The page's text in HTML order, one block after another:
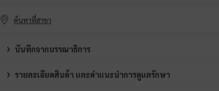
ค้นหาที่สาขา
บันทึกจากบรรณาธิการ
รายละเอียดสินค้า และคำแนะนำการดูแลรักษา